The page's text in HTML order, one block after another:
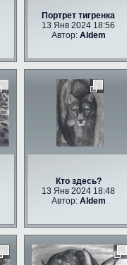
Портрет тигренка
13 Янв 2024 18:56
Автор: Aldem
Кто здесь?
13 Янв 2024 18:48
Автор: Aldem